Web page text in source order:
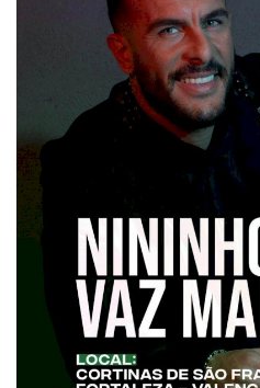
Estatuto Editorial
Ficha técnica
Cultura
Lazer
Ambiente